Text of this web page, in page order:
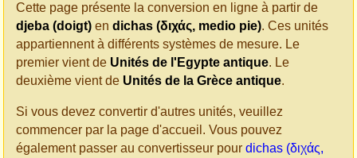
Cette page présente la conversion en ligne à partir de
djeba (doigt) en dichas (διχάς, medio pie). Ces unités
appartiennent à différents systèmes de mesure. Le
premier vient de Unités de l'Egypte antique. Le
deuxième vient de Unités de la Grèce antique.
Si vous devez convertir d'autres unités, veuillez
commencer par la page d'accueil. Vous pouvez
également passer au convertisseur pour dichas (διχάς,